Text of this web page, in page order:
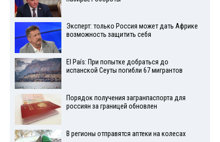
Эксперт: только Россия может дать Африке
возможность защитить себя
El País: При попытке добраться до
испанской Сеуты погибли 67 мигрантов
Порядок получения загранпаспорта для
россиян за границей обновлен
В регионы отправятся аптеки на колесах